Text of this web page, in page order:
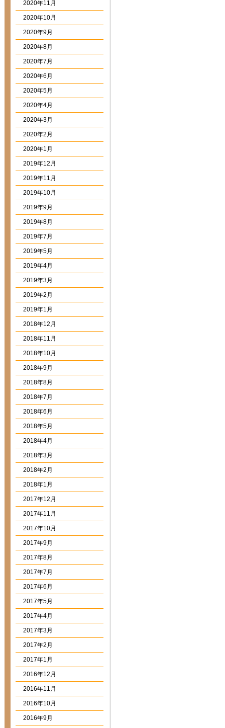
2020年11月
2020年10月
2020年9月
2020年8月
2020年7月
2020年6月
2020年5月
2020年4月
2020年3月
2020年2月
2020年1月
2019年12月
2019年11月
2019年10月
2019年9月
2019年8月
2019年7月
2019年5月
2019年4月
2019年3月
2019年2月
2019年1月
2018年12月
2018年11月
2018年10月
2018年9月
2018年8月
2018年7月
2018年6月
2018年5月
2018年4月
2018年3月
2018年2月
2018年1月
2017年12月
2017年11月
2017年10月
2017年9月
2017年8月
2017年7月
2017年6月
2017年5月
2017年4月
2017年3月
2017年2月
2017年1月
2016年12月
2016年11月
2016年10月
2016年9月